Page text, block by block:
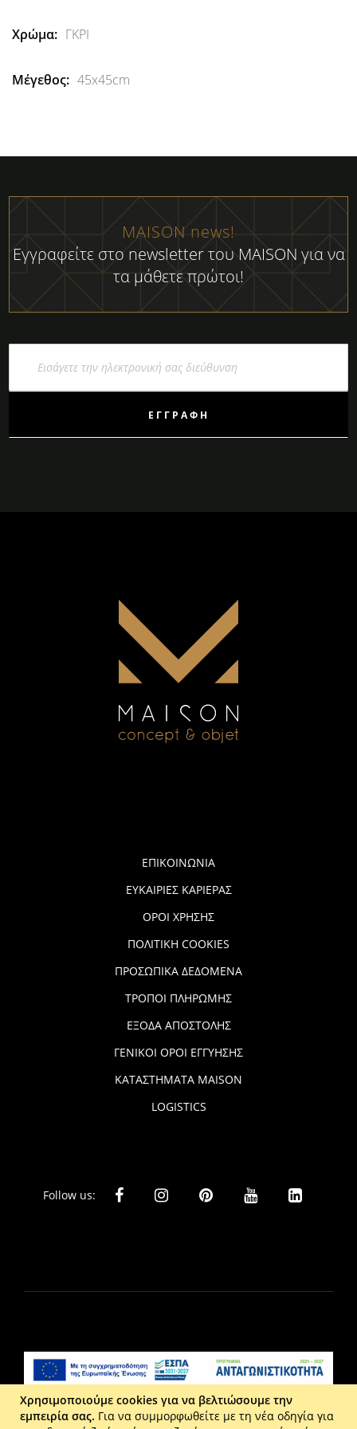
ΓΚΡΙ
45x45cm
MAISON news!
Εγγραφείτε στο newsletter του MAISON για να
τα μάθετε πρώτοι!
ΕΓΓΡΑΦΉ
ΕΠΙΚΟΙΝΩΝΙΑ
ΕΥΚΑΙΡΙΕΣ ΚΑΡΙΕΡΑΣ
ΟΡΟΙ ΧΡΗΣΗΣ
ΠΟΛΙΤΙΚΗ COOKIES
ΠΡΟΣΩΠΙΚΑ ΔΕΔΟΜΕΝΑ
ΤΡΟΠΟΙ ΠΛΗΡΩΜΗΣ
ΕΞΟΔΑ ΑΠΟΣΤΟΛΗΣ
ΓΕΝΙΚΟΙ ΟΡΟΙ ΕΓΓΥΗΣΗΣ
ΚΑΤΑΣΤΗΜΑΤΑ MAISON
LOGISTICS
Follow us:
Liberta Ε.Π.Ε. - Τ: 2610 201 800 - Ε: eshop@maison.gr -
Χρησιμοποιούμε cookies για να βελτιώσουμε την
εμπειρία σας. Για να συμμορφωθείτε με τη νέα οδηγία για